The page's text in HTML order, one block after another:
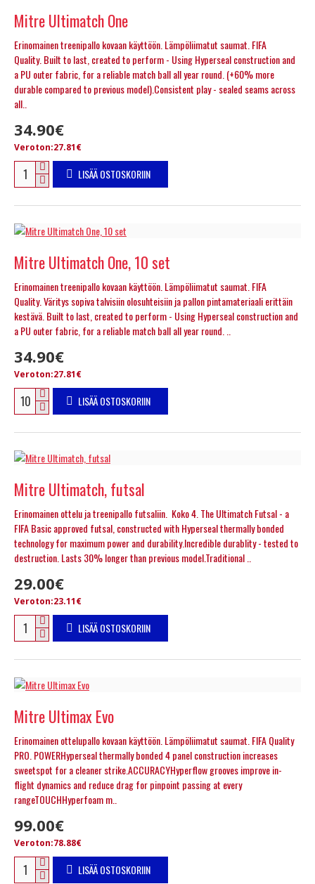
Mitre Ultimatch One
Erinomainen treenipallo kovaan käyttöön. Lämpöliimatut saumat. FIFA
Quality. Built to last, created to perform - Using Hyperseal construction and
a PU outer fabric, for a reliable match ball all year round. (+60% more
durable compared to previous model).Consistent play - sealed seams across
all..
34.90€
Veroton:27.81€
LISÄÄ OSTOSKORIIN
Mitre Ultimatch One, 10 set
Erinomainen treenipallo kovaan käyttöön. Lämpöliimatut saumat. FIFA
Quality. Väritys sopiva talvisiin olosuhteisiin ja pallon pintamateriaali erittäin
kestävä. Built to last, created to perform - Using Hyperseal construction and
a PU outer fabric, for a reliable match ball all year round. ..
34.90€
Veroton:27.81€
LISÄÄ OSTOSKORIIN
Mitre Ultimatch, futsal
Erinomainen ottelu ja treenipallo futsaliin. Koko 4. The Ultimatch Futsal - a
FIFA Basic approved futsal, constructed with Hyperseal thermally bonded
technology for maximum power and durability.Incredible durablity - tested to
destruction. Lasts 30% longer than previous model.Traditional ..
29.00€
Veroton:23.11€
LISÄÄ OSTOSKORIIN
Mitre Ultimax Evo
Erinomainen ottelupallo kovaan käyttöön. Lämpöliimatut saumat. FIFA Quality
PRO. POWERHyperseal thermally bonded 4 panel construction increases
sweetspot for a cleaner strike.ACCURACYHyperflow grooves improve in-
flight dynamics and reduce drag for pinpoint passing at every
rangeTOUCHHyperfoam m..
99.00€
Veroton:78.88€
LISÄÄ OSTOSKORIIN